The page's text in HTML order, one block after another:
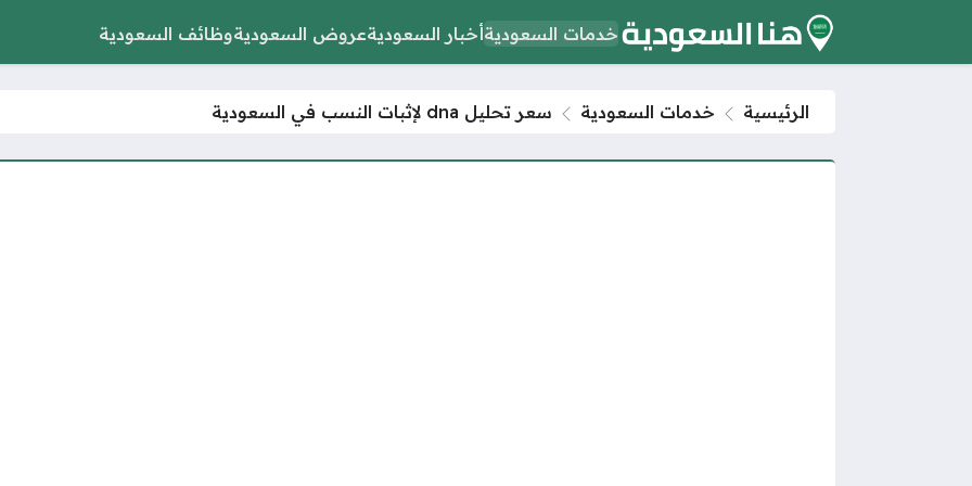
خدمات السعوديةأخبار السعوديةعروض السعوديةوظائف السعودية
الرئيسية خدمات السعودية سعر تحليل dna لإثبات النسب في السعودية